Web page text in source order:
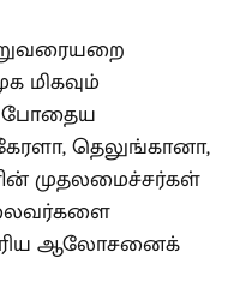
மிகவும்
தெலுங்கானா,
முதலமைச்சர்கள்
ஆலோசனைக்